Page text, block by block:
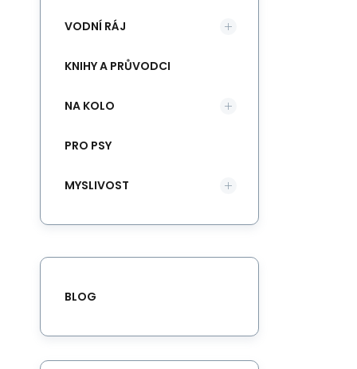
VODNÍ RÁJ
KNIHY A PRŮVODCI
NA KOLO
PRO PSY
MYSLIVOST
BLOG